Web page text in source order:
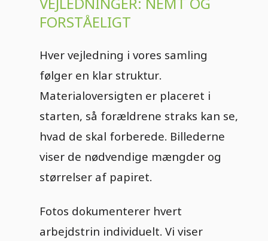
FORSTÅELIGT
Hver vejledning i vores samling
følger en klar struktur.
Materialoversigten er placeret i
starten, så forældrene straks kan se,
hvad de skal forberede. Billederne
viser de nødvendige mængder og
størrelser af papiret.
Fotos dokumenterer hvert
arbejdstrin individuelt. Vi viser